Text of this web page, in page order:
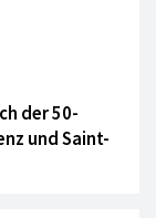
der 50-
und Saint-